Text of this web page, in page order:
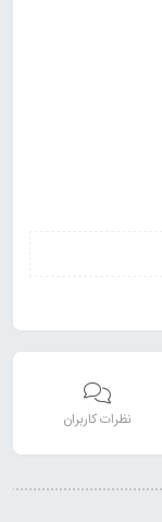
نظرات کاربران